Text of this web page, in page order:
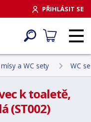
PŘIHLÁSIT SE
a WC sety WC
k toaletě,
(ST002)